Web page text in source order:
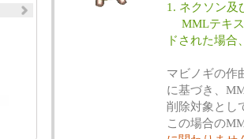
1. ネクソン及
MMLテキス
ドされた場合
マビノギの作
に基づき、
削除対象とし
この場合の